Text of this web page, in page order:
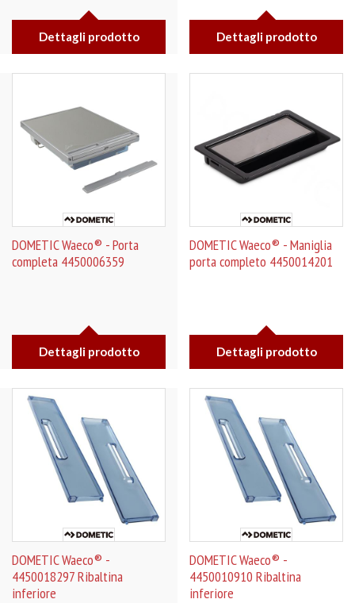
Dettagli prodotto Dettagli prodotto
DOMETIC Waeco® - Porta
completa 4450006359
Dettagli prodotto
DOMETIC Waeco® - Maniglia
porta completo 4450014201
Dettagli prodotto
DOMETIC Waeco® -
4450018297 Ribaltina
inferiore
DOMETIC Waeco® -
4450010910 Ribaltina
inferiore